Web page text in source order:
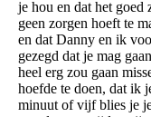
je hou en dat het goed
geen zorgen hoeft te
en dat Danny en ik
gezegd dat je mag
heel erg zou gaan
hoefde te doen, dat ik
minuut of vijf blies je